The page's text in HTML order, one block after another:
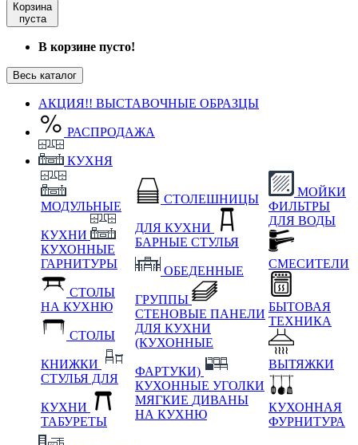
Корзина
пуста
В корзине пусто!
Весь каталог
АКЦИЯ!! ВЫСТАВОЧНЫЕ ОБРАЗЦЫ
РАСПРОДАЖА
КУХНЯ
МОДУЛЬНЫЕ
КУХНИ
КУХОННЫЕ
ГАРНИТУРЫ
СТОЛЫ
НА КУХНЮ
СТОЛЫ
КНИЖКИ
СТУЛЬЯ ДЛЯ
КУХНИ
ТАБУРЕТЫ
СТОЛЕШНИЦЫ
ДЛЯ КУХНИ
БАРНЫЕ СТУЛЬЯ
ОБЕДЕННЫЕ
ГРУППЫ
СТЕНОВЫЕ ПАНЕЛИ
ДЛЯ КУХНИ
(КУХОННЫЕ
ФАРТУКИ)
КУХОННЫЕ УГОЛКИ
МЯГКИЕ ДИВАНЫ
НА КУХНЮ
МОЙКИ
ФИЛЬТРЫ
ДЛЯ ВОДЫ
СМЕСИТЕЛИ
БЫТОВАЯ
ТЕХНИКА
ВЫТЯЖКИ
КУХОННАЯ
ФУРНИТУРА